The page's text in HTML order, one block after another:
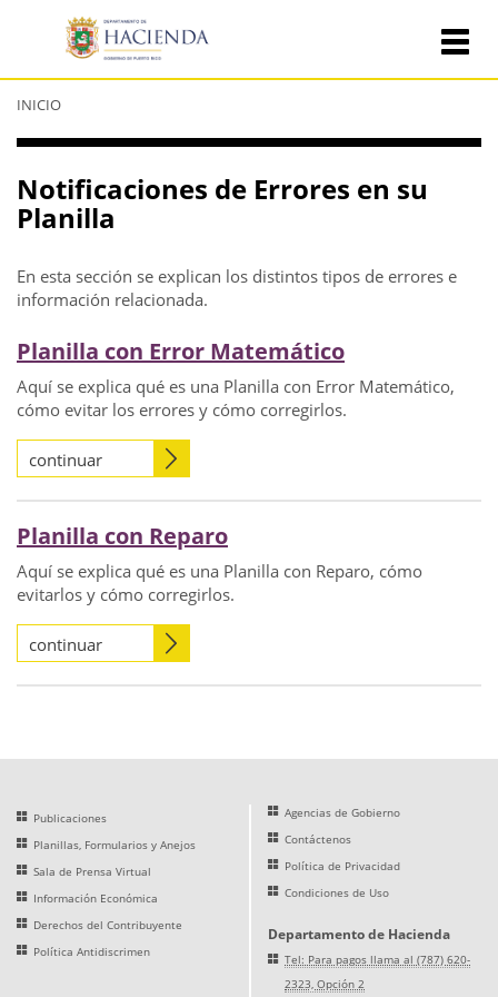
encuentra
usted
INICIO
Notificaciones de Errores en su
Planilla
En esta sección se explican los distintos tipos de errores e
información relacionada.
Planilla con Error Matemático
continuar
Aquí se explica qué es una Planilla con Error Matemático,
cómo evitar los errores y cómo corregirlos.
Planilla con Reparo
continuar
Aquí se explica qué es una Planilla con Reparo, cómo
evitarlos y cómo corregirlos.
Publicaciones
Planillas, Formularios y Anejos
Sala de Prensa Virtual
Información Económica
Derechos del Contribuyente
Política Antidiscrimen
Agencias de Gobierno
Contáctenos
Política de Privacidad
Condiciones de Uso
Departamento de Hacienda
Tel: Para pagos llama al (787) 620-
2323, Opción 2